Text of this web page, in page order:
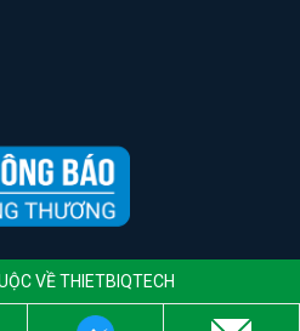
VỀ THIETBIQTECH